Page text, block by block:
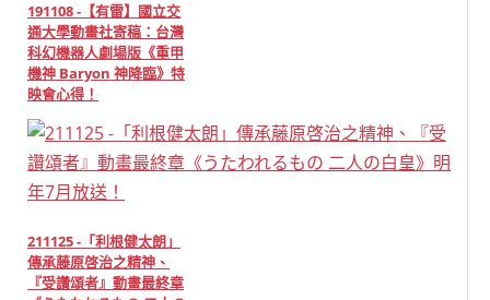
191108 -【有雷】國立交
通大學動畫社寄稿：台灣
科幻機器人劇場版《重甲
機神 Baryon 神降臨》特
映會心得！
211125 -「利根健太朗」
傳承藤原啓治之精神、
『受讚頌者』動畫最終章